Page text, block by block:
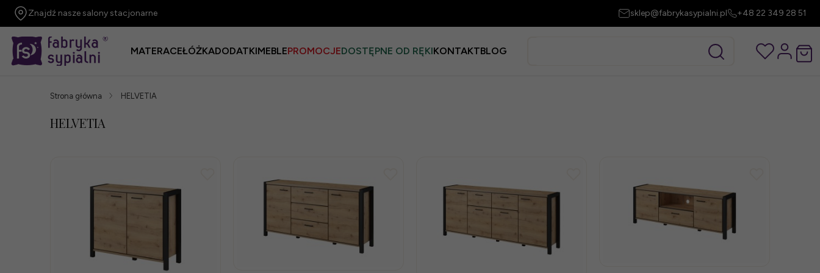
Znajdź nasze salony stacjonarne sklep@fabrykasypialni.pl +48 22 349 28 51
MATERACEŁÓŻKADODATKIMEBLEPROMOCJEDOSTĘPNE OD RĘKIKONTAKTBLOG
Strona główna HELVETIA
HELVETIA